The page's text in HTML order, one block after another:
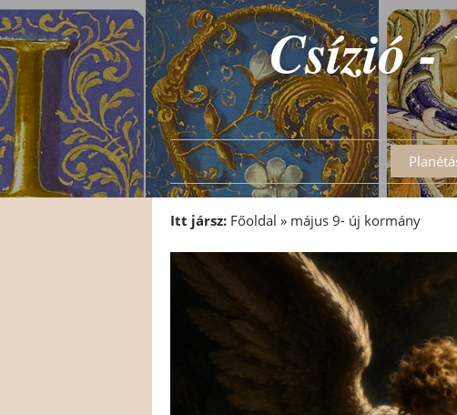
Csízió
Itt jársz: Főoldal » május 9- új kormány